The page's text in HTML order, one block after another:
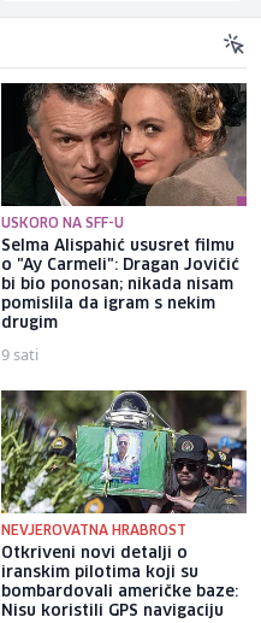
USKORO NA SFF-U
Selma Alispahić ususret filmu
o "Ay Carmeli": Dragan Jovičić
bi bio ponosan; nikada nisam
pomislila da igram s nekim
drugim
9 sati
NEVJEROVATNA HRABROST
Otkriveni novi detalji o
iranskim pilotima koji su
bombardovali američke baze:
Nisu koristili GPS navigaciju